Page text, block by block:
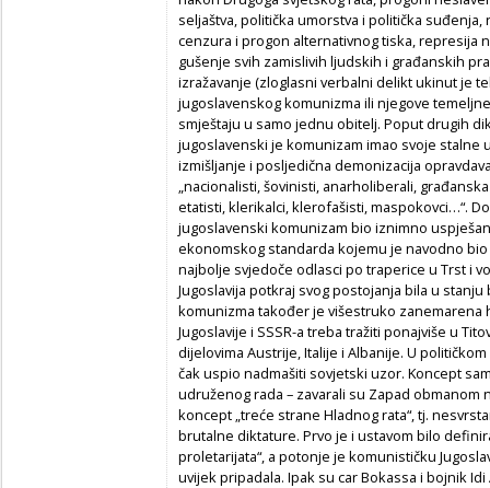
seljaštva, politička umorstva i politička
cenzura i progon alternativnog tiska, represija
gušenje svih zamislivih ljudskih i građanskih
izražavanje (zloglasni verbalni delikt ukinut je
jugoslavenskog komunizma ili njegove
smještaju u samo jednu obitelj. Poput drugih
jugoslavenski je komunizam imao svoje
izmišljanje i posljedična demonizacija
„nacionalisti, šovinisti, anarholiberali,
etatisti, klerikalci, klerofašisti, maspokovci…“.
jugoslavenski komunizam bio iznimno
ekonomskog standarda kojemu je navodno
najbolje svjedoče odlasci po traperice u Trst i
Jugoslavija potkraj svog postojanja bila u
komunizma također je višestruko
Jugoslavije i SSSR-a treba tražiti ponajviše u
dijelovima Austrije, Italije i Albanije. U
čak uspio nadmašiti sovjetski uzor. Koncept
udruženog rada – zavarali su Zapad obmanom
koncept „treće strane Hladnog rata“, tj.
brutalne diktature. Prvo je i ustavom bilo
proletarijata“, a potonje je komunističku
uvijek pripadala. Ipak su car Bokassa i bojnik